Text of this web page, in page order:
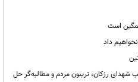
است
داد
رزکان، تریبون مردم و مطالبه‌گر حل